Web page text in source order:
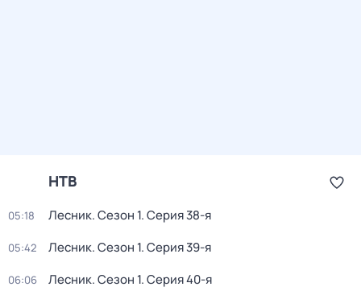
НТВ
05:18 Лесник. Сезон 1. Серия 38-я
05:42 Лесник. Сезон 1. Серия 39-я
06:06 Лесник. Сезон 1. Серия 40-я